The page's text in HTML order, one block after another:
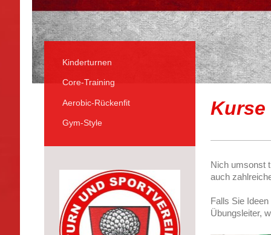
Kurse
Nich umsonst
auch
Falls Sie
Übungsleiter,
Kinderturnen
Core-Training
Aerobic-Rückenfit
Gym-Style